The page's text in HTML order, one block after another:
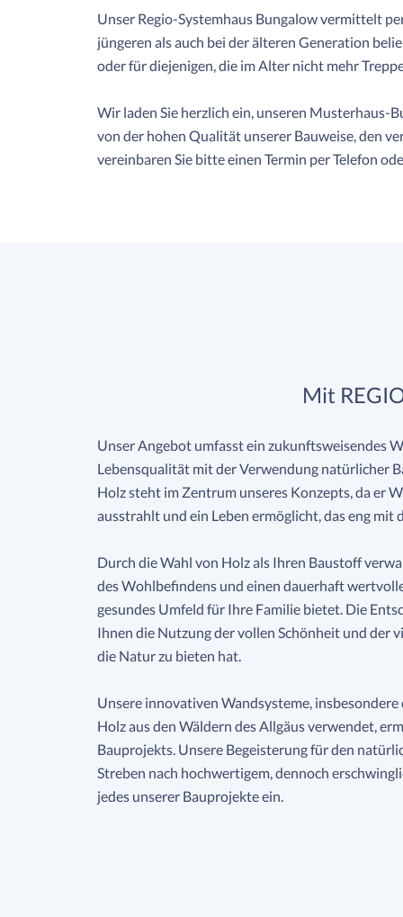
Unser Regio-Systemhaus Bungalow vermittelt
jüngeren als auch bei der älteren Generation
oder für diejenigen, die im Alter nicht mehr
Wir laden Sie herzlich ein, unseren Musterhaus-
von der hohen Qualität unserer Bauweise, den
vereinbaren Sie bitte einen Termin per Telefon
Mit
Unser Angebot umfasst ein zukunftsweisendes
Lebensqualität mit der Verwendung natürlicher
Holz steht im Zentrum unseres Konzepts, da er
ausstrahlt und ein Leben ermöglicht, das eng mit
Durch die Wahl von Holz als Ihren Baustoff
des Wohlbefindens und einen dauerhaft
gesundes Umfeld für Ihre Familie bietet. Die
Ihnen die Nutzung der vollen Schönheit und der
die Natur zu bieten hat.
Unsere innovativen Wandsysteme,
Holz aus den Wäldern des Allgäus verwendet,
Bauprojekts. Unsere Begeisterung für den
Streben nach hochwertigem, dennoch
jedes unserer Bauprojekte ein.